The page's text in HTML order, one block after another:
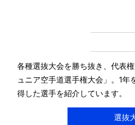
各種選抜大会を勝ち抜き、代表
ュニア空手道選手権大会」。1
得した選手を紹介しています。
選抜